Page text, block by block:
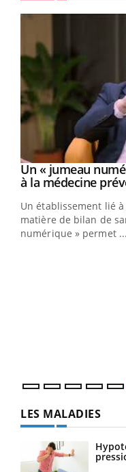
Youtube
Un « jumeau
à la médecine
Un établissement lié
matière de bilan de
numérique » permet ...
LES MALADIES